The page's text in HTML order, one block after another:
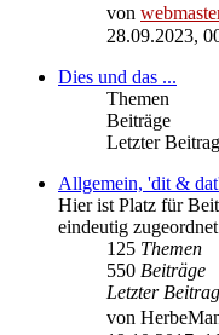
von
28.09.2023,
Dies und das ...
Themen
Beiträge
Letzter Beitrag
Allgemein, 'dit &
Hier ist Platz für
eindeutig
125 Themen
550 Beiträge
Letzter Beitrag
von